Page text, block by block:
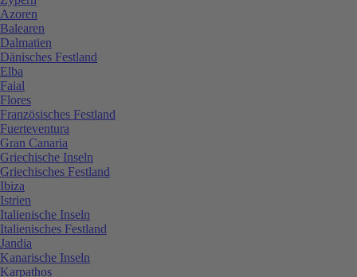
Azoren
Balearen
Dalmatien
Dänisches Festland
Elba
Faial
Flores
Französisches Festland
Fuerteventura
Gran Canaria
Griechische Inseln
Griechisches Festland
Ibiza
Istrien
Italienische Inseln
Italienisches Festland
Jandia
Kanarische Inseln
Karpathos